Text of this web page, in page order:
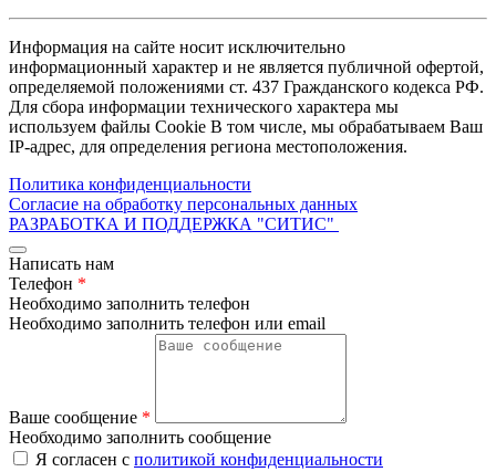
Информация на сайте носит исключительно
информационный характер и не является публичной офертой,
определяемой положениями ст. 437 Гражданского кодекса РФ.
Для сбора информации технического характера мы
используем файлы Cookie В том числе, мы обрабатываем Ваш
IP-адрес, для определения региона местоположения.
Политика конфиденциальности
Согласие на обработку персональных данных
РАЗРАБОТКА И ПОДДЕРЖКА "СИТИС"
Написать нам
Телефон *
Необходимо заполнить телефон
Необходимо заполнить телефон или email
Ваше сообщение *
Необходимо заполнить сообщение
Я согласен с политикой конфиденциальности